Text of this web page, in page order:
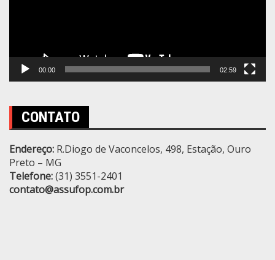
00:00 02:59
CONTATO
Endereço: R.Diogo de Vaconcelos, 498, Estação, Ouro
Preto – MG
Telefone:(31) 3551-2401
contato@assufop.com.br